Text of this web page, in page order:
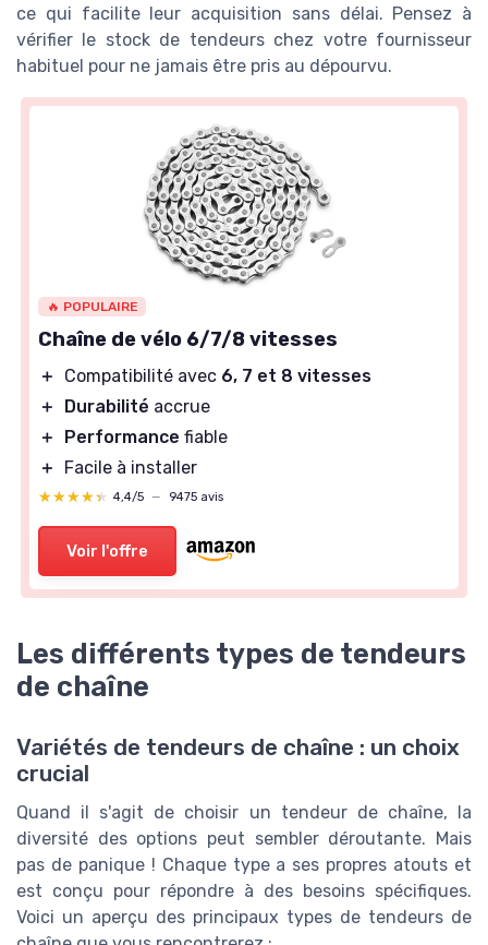
ce qui facilite leur acquisition sans délai. Pensez à
vérifier le stock de tendeurs chez votre fournisseur
habituel pour ne jamais être pris au dépourvu.
🔥 POPULAIRE
Chaîne de vélo 6/7/8 vitesses
＋ Compatibilité avec 6, 7 et 8 vitesses
＋
Durabilité accrue
＋
Performance fiable
＋
Facile à installer
★★★★★
★★★★★ 4,4/5 — 9475 avis
Voir l'offre
Les différents types de tendeurs
de chaîne
Variétés de tendeurs de chaîne : un choix
crucial
Quand il s'agit de choisir un tendeur de chaîne, la
diversité des options peut sembler déroutante. Mais
pas de panique ! Chaque type a ses propres atouts et
est conçu pour répondre à des besoins spécifiques.
Voici un aperçu des principaux types de tendeurs de